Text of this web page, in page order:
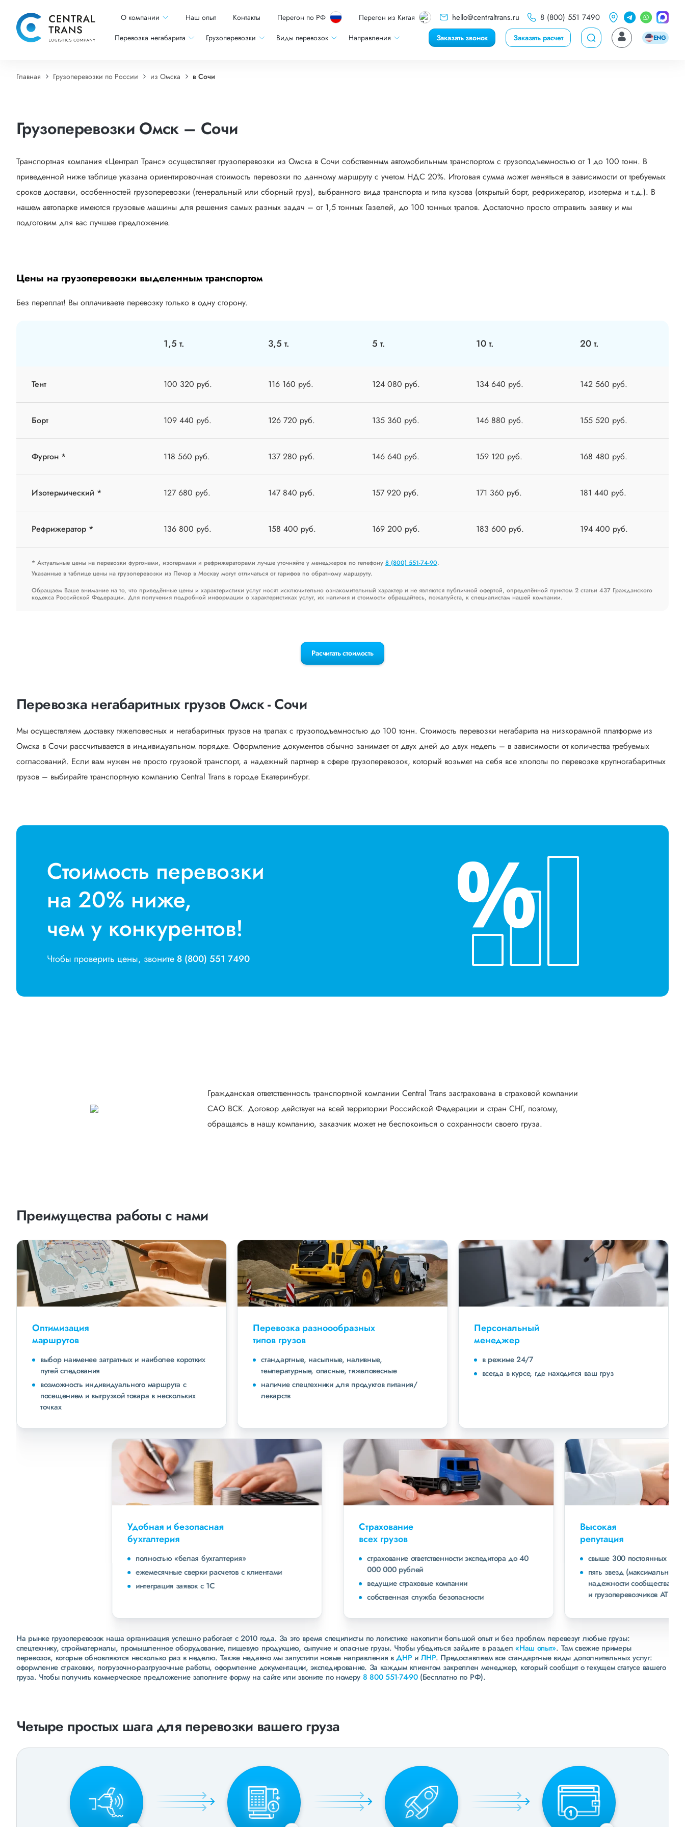
О компании Наш опыт Контакты Перегон по РФ Перегон из Китая hello@centraltrans.ru 8 (800) 551 7490
Перевозка негабарита Грузоперевозки Виды перевозок Направления Заказать звонок Заказать расчет ENG
Главная Грузоперевозки по России из Омска в Сочи
Грузоперевозки Омск – Сочи
Транспортная компания «Централ Транс» осуществляет грузоперевозки из Омска в Сочи собственным автомобильным транспортом с грузоподъемностью от 1 до 100 тонн. В
приведенной ниже таблице указана ориентировочная стоимость перевозки по данному маршруту с учетом НДС 20%. Итоговая сумма может меняться в зависимости от требуемых
сроков доставки, особенностей грузоперевозки (генеральный или сборный груз), выбранного вида транспорта и типа кузова (открытый борт, рефрижератор, изотерма и т.д.). В
нашем автопарке имеются грузовые машины для решения самых разных задач – от 1,5 тонных Газелей, до 100 тонных тралов. Достаточно просто отправить заявку и мы
подготовим для вас лучшее предложение.
Цены на грузоперевозки выделенным транспортом
Без переплат! Вы оплачиваете перевозку только в одну сторону.
1,5 т. 3,5 т. 5 т. 10 т. 20 т.
Тент 100 320 руб. 116 160 руб. 124 080 руб. 134 640 руб. 142 560 руб.
Борт 109 440 руб. 126 720 руб. 135 360 руб. 146 880 руб. 155 520 руб.
Фургон * 118 560 руб. 137 280 руб. 146 640 руб. 159 120 руб. 168 480 руб.
Изотермический * 127 680 руб. 147 840 руб. 157 920 руб. 171 360 руб. 181 440 руб.
Рефрижератор * 136 800 руб. 158 400 руб. 169 200 руб. 183 600 руб. 194 400 руб.
* Актуальные цены на перевозки фургонами, изотермами и рефрижераторами лучше уточняйте у менеджеров по телефону 8 (800) 551-74-90.
Указанные в таблице цены на грузоперевозки из Печор в Москву могут отличаться от тарифов по обратному маршруту.
Обращаем Ваше внимание на то, что приведённые цены и характеристики услуг носят исключительно ознакомительный характер и не являются публичной офертой, определённой пунктом 2 статьи 437 Гражданского
кодекса Российской Федерации. Для получения подробной информации о характеристиках услуг, их наличия и стоимости обращайтесь, пожалуйста, к специалистам нашей компании.
Расчитать стоимость
Перевозка негабаритных грузов Омск - Сочи
Мы осуществляем доставку тяжеловесных и негабаритных грузов на тралах с грузоподъемностью до 100 тонн. Стоимость перевозки негабарита на низкорамной платформе из
Омска в Сочи рассчитывается в индивидуальном порядке. Оформление документов обычно занимает от двух дней до двух недель – в зависимости от количества требуемых
согласований. Если вам нужен не просто грузовой транспорт, а надежный партнер в сфере грузоперевозок, который возьмет на себя все хлопоты по перевозке крупногабаритных
грузов – выбирайте транспортную компанию Central Trans в городе Екатеринбург.
Стоимость перевозки
на 20% ниже,
чем у конкурентов!
Чтобы проверить цены, звоните 8 (800) 551 7490
Гражданская ответственность транспортной компании Central Trans застрахована в страховой компании
САО ВСК. Договор действует на всей территории Российской Федерации и стран СНГ, поэтому,
обращаясь в нашу компанию, заказчик может не беспокоиться о сохранности своего груза.
Преимущества работы с нами
Оптимизация
маршрутов
выбор наименее затратных и наиболее коротких
путей следования
возможность индивидуального маршрута с
посещением и выгрузкой товара в нескольких
точках
Перевозка разноообразных
типов грузов
стандартные, насыпные, наливные,
температурные, опасные, тяжеловесные
наличие спецтехники для продуктов питания/
лекарств
Персональный
менеджер
в режиме 24/7
всегда в курсе, где находится ваш груз
Удобная и безопасная
полностью «белая бухгалтерия»
ежемесячные сверки расчетов с клиентами
страхование ответственности экспедитора до 40
000 000 рублей
ведущие страховые компании
собственная служба безопасности
свыше 300 постоянных клиентов
пять звезд (максимальная оценка) в рейтинге
надежности сообщества транспортных компаний
и грузоперевозчиков АТИ
На рынке грузоперевозок наша организация успешно работает с 2010 года. За это время специлисты по логистике накопили большой опыт и без проблем перевезут любые грузы:
спецтехнику, стройматериалы, промышленное оборудование, пищевую продукцию, сыпучие и опасные грузы. Чтобы убедиться зайдите в раздел«Наш опыт». Там свежие примеры
перевозок, которые обновляются несколько раз в неделю. Также недавно мы запустили новые направления вДНР и ЛНР. Предоставляем все стандартные виды дополнительных услуг:
оформление страховки, погрузочно-разгрузочные работы, оформление документации, экспедирование. За каждым клиентом закреплен менеджер, который сообщит о текущем статусе вашего
груза. Чтобы получить коммерческое предложение заполните форму на сайте или звоните по номеру 8 800 551-74-90(Бесплатно по РФ).
Четыре простых шага для перевозки вашего груза